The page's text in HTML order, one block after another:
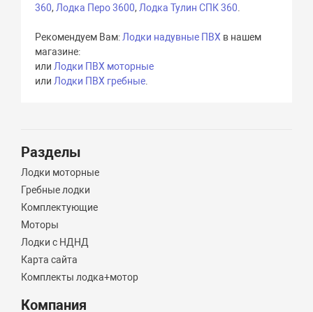
360, Лодка Перо 3600, Лодка Тулин СПК 360
Рекомендуем Вам: Лодки надувные ПВХ в нашем
магазине:
или Лодки ПВХ моторные
или Лодки ПВХ гребные
Разделы
Лодки моторные
Гребные лодки
Комплектующие
Моторы
Лодки с НДНД
Карта сайта
Комплекты лодка+мотор
Компания